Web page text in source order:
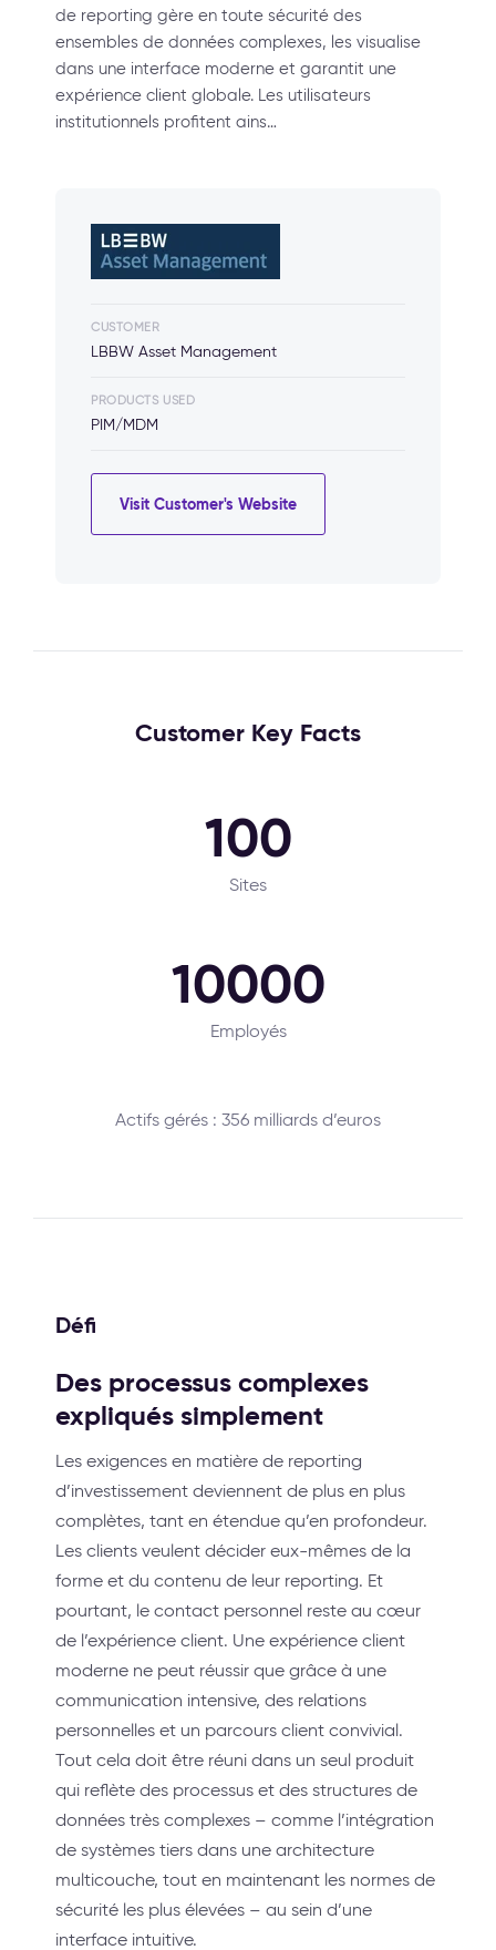
de reporting gère en toute sécurité des
ensembles de données complexes, les visualise
dans une interface moderne et garantit une
expérience client globale. Les utilisateurs
institutionnels profitent ains…
CUSTOMER
LBBW Asset Management
PRODUCTS USED
PIM/MDM
Visit Customer's Website
Customer Key Facts
100
Sites
10000
Employés
Actifs gérés : 356 milliards d’euros
Défi
Des processus complexes
expliqués simplement
Les exigences en matière de reporting
d’investissement deviennent de plus en plus
complètes, tant en étendue qu’en profondeur.
Les clients veulent décider eux-mêmes de la
forme et du contenu de leur reporting. Et
pourtant, le contact personnel reste au cœur
de l’expérience client. Une expérience client
moderne ne peut réussir que grâce à une
communication intensive, des relations
personnelles et un parcours client convivial.
Tout cela doit être réuni dans un seul produit
qui reflète des processus et des structures de
données très complexes – comme l’intégration
de systèmes tiers dans une architecture
multicouche, tout en maintenant les normes de
sécurité les plus élevées – au sein d’une
interface intuitive.